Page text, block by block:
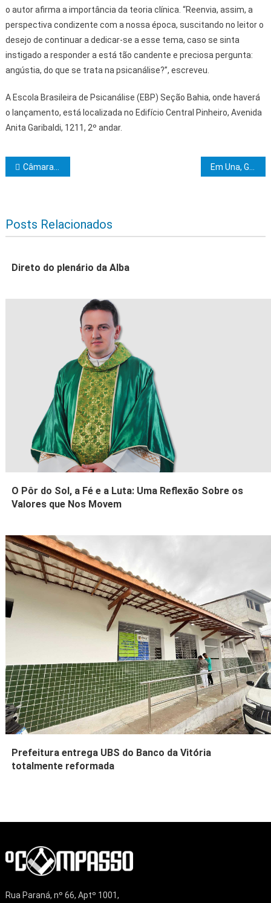
o autor afirma a importância da teoria clínica. “Reenvia, assim, a
perspectiva condizente com a nossa época, suscitando no leitor o
desejo de continuar a dedicar-se a esse tema, caso se sinta
instigado a responder a está tão candente e preciosa pergunta:
angústia, do que se trata na psicanálise?”, escreveu.
A Escola Brasileira de Psicanálise (EBP) Seção Bahia, onde haverá
o lançamento, está localizada no Edifício Central Pinheiro, Avenida
Anita Garibaldi, 1211, 2º andar.
Navegação de Post
Câmara de Vereadores de Ibicaraí rejeita contas de 2020 do ex-gestor Luiz Jácome Brandão Neto
Posts Relacionados
Direto do plenário da Alba
O Pôr do Sol, a Fé e a Luta: Uma Reflexão Sobre os
Valores que Nos Movem
Prefeitura entrega UBS do Banco da Vitória
totalmente reformada
Rua Paraná, nº 66, Aptº 1001,